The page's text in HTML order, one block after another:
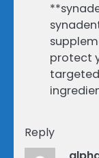
protect
Reply